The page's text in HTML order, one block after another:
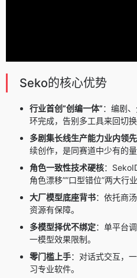
Seko的核心优势
行业首创”创编一体”：编剧
环完成，告别多工具来回切换
多剧集长线生产能力业内领先
续创作，是同赛道中少有的量
角色一致性技术硬核：
角色漂移””口型错位”两大行业
大厂模型底座背书：依托商
资源有保障。
多模型择优不绑定：单平台
一模型效果限制。
零门槛上手：对话式交互，
习专业软件。